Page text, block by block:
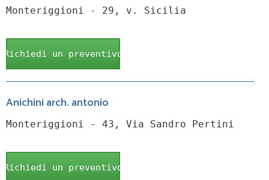
Monteriggioni - 29, v. Sicilia
Richiedi un preventivo
Anichini arch. antonio
Monteriggioni - 43, Via Sandro Pertini
Richiedi un preventivo